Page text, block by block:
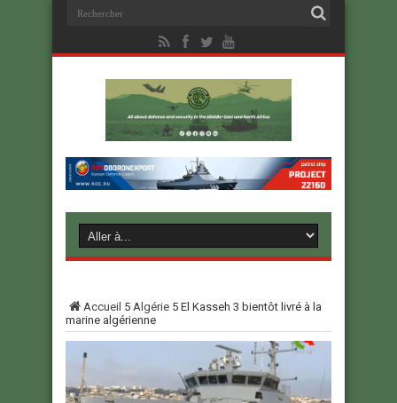
Accueil 5 Algérie 5 El Kasseh 3 bientôt livré à la
marine algérienne